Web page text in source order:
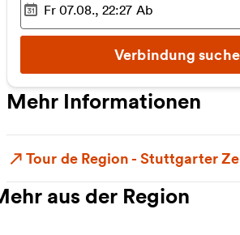
Ausgewählter Zeitpunkt
Fr 07.08., 22:27 Ab
Verbindung
Mehr Informationen
Tour de Region - Stuttgarter
aus der Region